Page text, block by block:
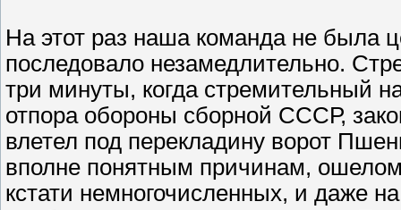
На этот раз наша команда не была
последовало незамедлительно.
три минуты, когда стремительный
отпора обороны сборной СССР,
влетел под перекладину ворот
вполне понятным причинам,
кстати немногочисленных, и даже